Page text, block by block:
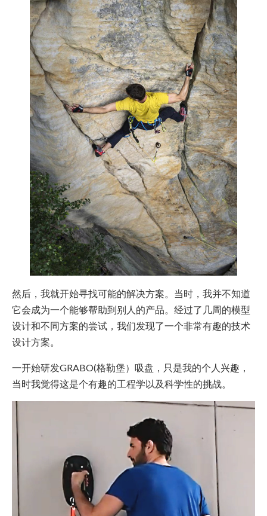
然后，我就开始寻找可能的解决方案。当时，我并不知道
它会成为一个能够帮助到别人的产品。经过了几周的模型
设计和不同方案的尝试，我们发现了一个非常有趣的技术
设计方案。
一开始研发GRABO(格勒堡）吸盘，只是我的个人兴趣，
当时我觉得这是个有趣的工程学以及科学性的挑战。